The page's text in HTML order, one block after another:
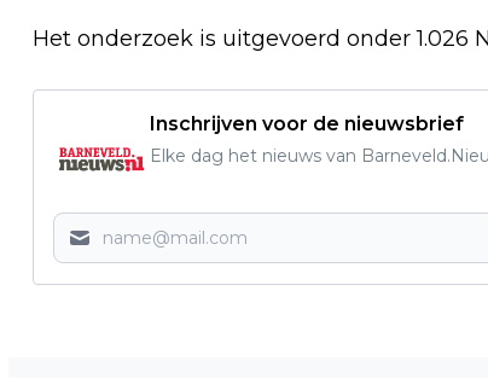
Het onderzoek is uitgevoerd onder 1.026
Inschrijven voor de nieuwsbrief
Elke dag het nieuws van